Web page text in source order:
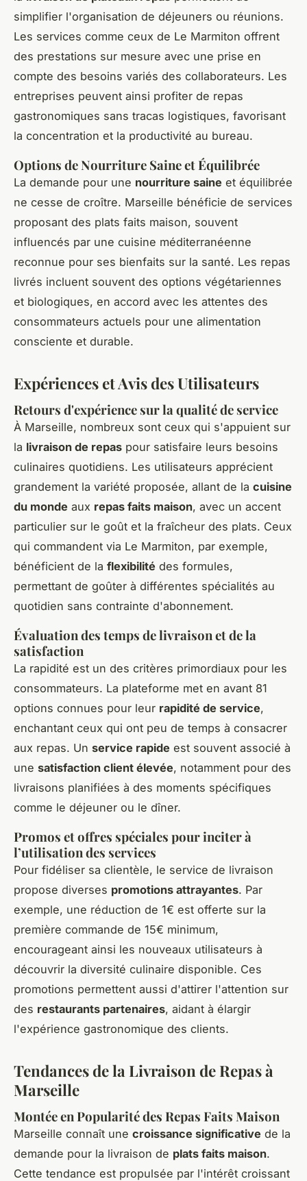
simplifier l'organisation de déjeuners ou réunions.
Les services comme ceux de Le Marmiton offrent
des prestations sur mesure avec une prise en
compte des besoins variés des collaborateurs. Les
entreprises peuvent ainsi profiter de repas
gastronomiques sans tracas logistiques, favorisant
la concentration et la productivité au bureau.
Options de Nourriture Saine et Équilibrée
La demande pour une nourriture saine et équilibrée
ne cesse de croître. Marseille bénéficie de services
proposant des plats faits maison, souvent
influencés par une cuisine méditerranéenne
reconnue pour ses bienfaits sur la santé. Les repas
livrés incluent souvent des options végétariennes
et biologiques, en accord avec les attentes des
consommateurs actuels pour une alimentation
consciente et durable.
Expériences et Avis des Utilisateurs
Retours d'expérience sur la qualité de service
À Marseille, nombreux sont ceux qui s'appuient sur
la livraison de repas pour satisfaire leurs besoins
culinaires quotidiens. Les utilisateurs apprécient
grandement la variété proposée, allant de la cuisine
du monde aux repas faits maison, avec un accent
particulier sur le goût et la fraîcheur des plats. Ceux
qui commandent via Le Marmiton, par exemple,
bénéficient de la flexibilité des formules,
permettant de goûter à différentes spécialités au
quotidien sans contrainte d'abonnement.
Évaluation des temps de livraison et de la
satisfaction
La rapidité est un des critères primordiaux pour les
consommateurs. La plateforme met en avant 81
options connues pour leur rapidité de service,
enchantant ceux qui ont peu de temps à consacrer
aux repas. Un service rapide est souvent associé à
une satisfaction client élevée, notamment pour des
livraisons planifiées à des moments spécifiques
comme le déjeuner ou le dîner.
Promos et offres spéciales pour inciter à
l’utilisation des services
Pour fidéliser sa clientèle, le service de livraison
propose diverses promotions attrayantes. Par
exemple, une réduction de 1€ est offerte sur la
première commande de 15€ minimum,
encourageant ainsi les nouveaux utilisateurs à
découvrir la diversité culinaire disponible. Ces
promotions permettent aussi d'attirer l'attention sur
des restaurants partenaires, aidant à élargir
l'expérience gastronomique des clients.
Tendances de la Livraison de Repas à
Marseille
Montée en Popularité des Repas Faits Maison
Marseille connaît une croissance significative de la
demande pour la livraison de plats faits maison.
Cette tendance est propulsée par l'intérêt croissant